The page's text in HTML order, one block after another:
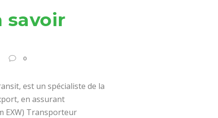
savoir
0
est un spécialiste de la
en assurant
EXW) Transporteur